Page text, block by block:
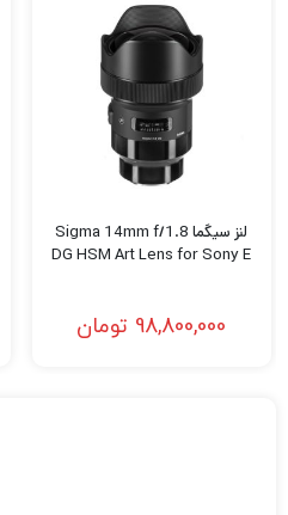
لنز سیگما Sigma 14mm f/1.8
DG HSM Art Lens for Sony E
98,800,000 تومان